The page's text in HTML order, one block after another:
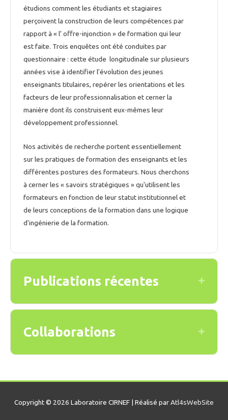
étudions comment les étudiants et stagiaires
perçoivent la construction de leurs compétences par
rapport à « l’ offre-injonction » de formation qui leur
est faite. Trois enquêtes ont été conduites par
questionnaire : cette étude longitudinale sur plusieurs
années vise à identifier l'évolution des jeunes
enseignants titulaires, repérer les orientations et les
facteurs de leur professionnalisation et cerner la
manière dont ils construisent eux-mêmes leur
développement professionnel.
Nos activités de recherche portent essentiellement
sur les pratiques de formation des enseignants et les
différentes postures des formateurs. Nous cherchons
à cerner les « savoirs stratégiques » qu'utilisent les
formateurs en fonction de leur statut institutionnel et
de leurs conceptions de la formation dans une logique
d'ingénierie de la formation.
Publications récentes Expand
Collaborations Expand
Copyright © 2026 Laboratoire CIRNEF | Réalisé parAtl4sWebSite